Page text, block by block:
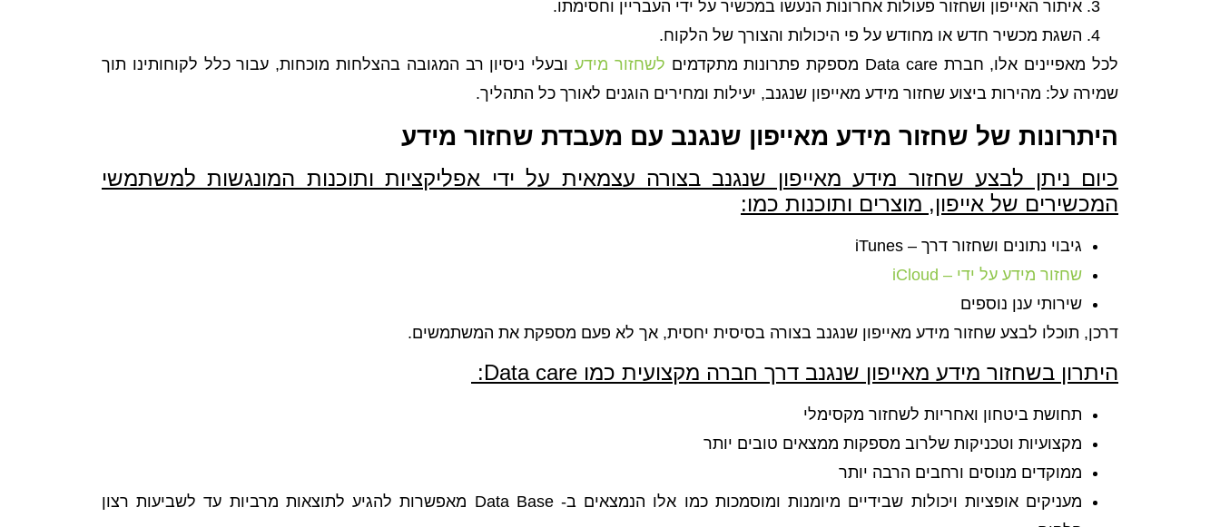
איתור האייפון ושחזור פעולות אחרונות הנעשו במכשיר על ידי העבריין וחסימתו.
השגת מכשיר חדש או מחודש על פי היכולות והצורך של הלקוח.
לכל מאפיינים אלו, חברת Data care מספקת פתרונות מתקדמים
לשחזור מידע ובעלי ניסיון רב המגובה בהצלחות מוכחות, עבור כלל לקוחותינו תוך
שמירה על: מהירות ביצוע שחזור מידע מאייפון שנגנב, יעילות ומחירים הוגנים לאורך כל התהליך.
היתרונות של שחזור מידע מאייפון שנגנב עם מעבדת שחזור מידע
כיום ניתן לבצע שחזור מידע מאייפון שנגנב בצורה עצמאית על ידי אפליקציות ותוכנות המונגשות למשתמשי
המכשירים של אייפון, מוצרים ותוכנות כמו:
גיבוי נתונים ושחזור דרך – iTunes
שחזור מידע על ידי – iCloud
שירותי ענן נוספים
דרכן, תוכלו לבצע שחזור מידע מאייפון שנגנב בצורה בסיסית יחסית, אך לא פעם מספקת את המשתמשים.
היתרון בשחזור מידע מאייפון שנגנב דרך חברה מקצועית כמו Data care
:
תחושת ביטחון ואחריות לשחזור מקסימלי
מקצועיות וטכניקות שלרוב מספקות ממצאים טובים יותר
ממוקדים מנוסים ורחבים הרבה יותר
מעניקים אופציות ויכולות שבידיים מיומנות ומוסמכות כמו אלו הנמצאים ב- Data Base מאפשרות להגיע לתוצאות מרביות עד לשביעות רצון